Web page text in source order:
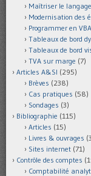
Maîtriser le langage
Modernisation des
Programmer en VBA
Tableaux de bord
Tableaux de bord
TVA sur marge (7)
Articles A&SI (295)
Brèves (238)
Cas pratiques (58)
Sondages (3)
Bibliographie (115)
Articles (15)
Livres & ouvrages
Sites internet (71)
Contrôle des comptes
Comptabilité